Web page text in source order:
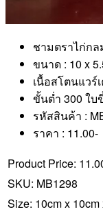
ชามตราไก่กล
ขนาด : 10 x
เนื้อสโตนแวร์
ขั้นต่ำ 300 ใบ
รหัสสินค้า :
ราคา : 11.00-
Product Price:
SKU: MB1298
Size: 10cm x